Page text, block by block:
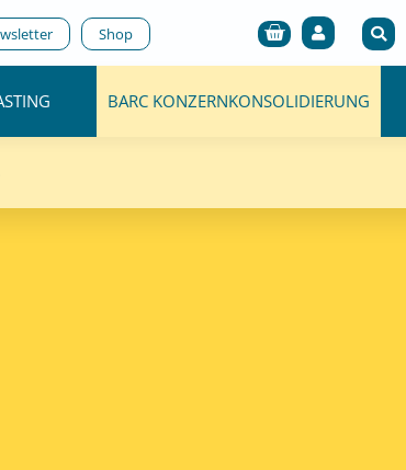
Shop Cart
BARC KONZERNKONSOLIDIERUNG